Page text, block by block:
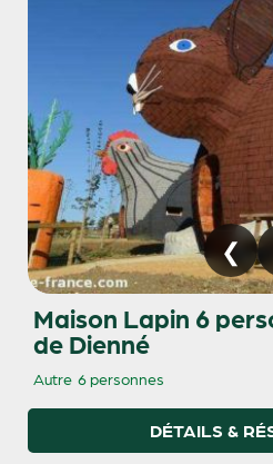
Maison Lapin 6
de Dienné
Autre 6 personnes
DÉTAILS &